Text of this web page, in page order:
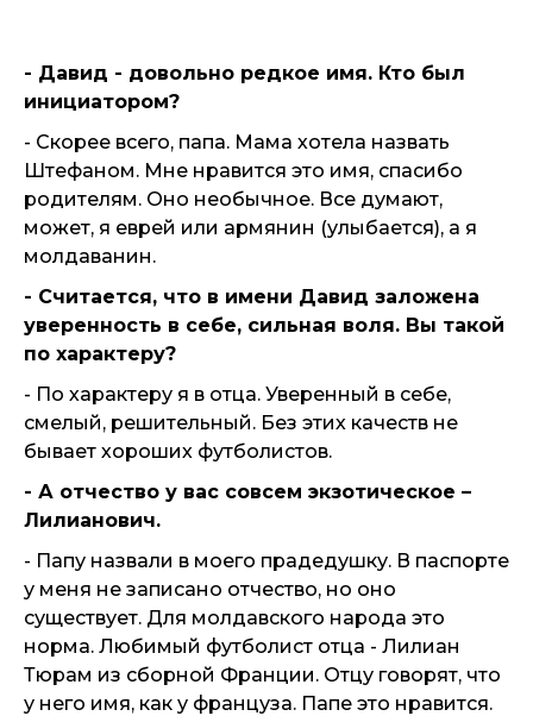
- Давид - довольно редкое имя. Кто был
инициатором?
- Скорее всего, папа. Мама хотела назвать
Штефаном. Мне нравится это имя, спасибо
родителям. Оно необычное. Все думают,
может, я еврей или армянин (улыбается), а я
молдаванин.
- Считается, что в имени Давид заложена
уверенность в себе, сильная воля. Вы такой
по характеру?
- По характеру я в отца. Уверенный в себе,
смелый, решительный. Без этих качеств не
бывает хороших футболистов.
- А отчество у вас совсем экзотическое –
Лилианович.
- Папу назвали в моего прадедушку. В паспорте
у меня не записано отчество, но оно
существует. Для молдавского народа это
норма. Любимый футболист отца - Лилиан
Тюрам из сборной Франции. Отцу говорят, что
у него имя, как у француза. Папе это нравится.